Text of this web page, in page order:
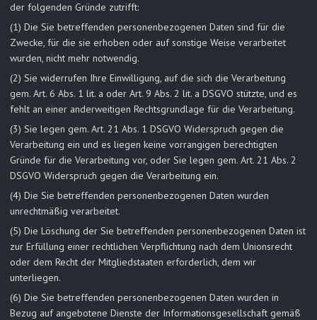
der folgenden Gründe zutrifft:
(1) Die Sie betreffenden personenbezogenen Daten sind für die
Zwecke, für die sie erhoben oder auf sonstige Weise verarbeitet
wurden, nicht mehr notwendig.
(2) Sie widerrufen Ihre Einwilligung, auf die sich die Verarbeitung
gem. Art. 6 Abs. 1 lit. a oder Art. 9 Abs. 2 lit. a DSGVO stützte, und es
fehlt an einer anderweitigen Rechtsgrundlage für die Verarbeitung.
(3) Sie legen gem. Art. 21 Abs. 1 DSGVO Widerspruch gegen die
Verarbeitung ein und es liegen keine vorrangigen berechtigten
Gründe für die Verarbeitung vor, oder Sie legen gem. Art. 21 Abs. 2
DSGVO Widerspruch gegen die Verarbeitung ein.
(4) Die Sie betreffenden personenbezogenen Daten wurden
unrechtmäßig verarbeitet.
(5) Die Löschung der Sie betreffenden personenbezogenen Daten ist
zur Erfüllung einer rechtlichen Verpflichtung nach dem Unionsrecht
oder dem Recht der Mitgliedstaaten erforderlich, dem wir
unterliegen.
(6) Die Sie betreffenden personenbezogenen Daten wurden in
Bezug auf angebotene Dienste der Informationsgesellschaft gemäß